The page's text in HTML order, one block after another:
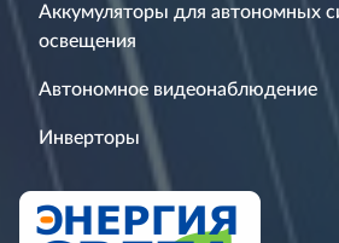
Аккумуляторы для автономных
освещения
Автономное видеонаблюдение
Инверторы